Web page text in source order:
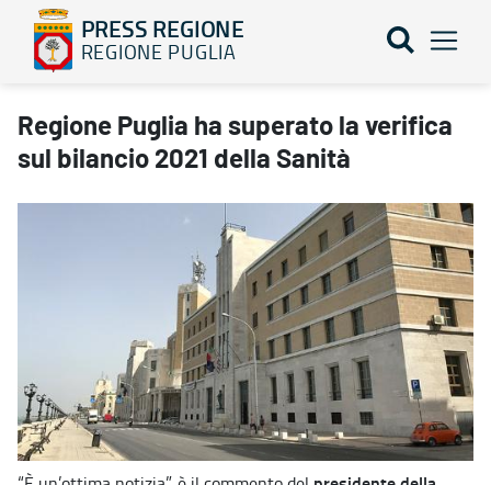
PRESS REGIONE
REGIONE PUGLIA
Regione Puglia ha superato la verifica sul bilancio 2021 della
Regione Puglia ha superato la verifica
sul bilancio 2021 della Sanità